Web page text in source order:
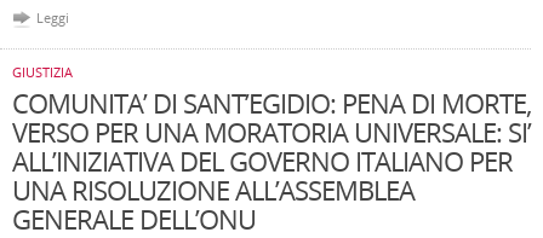
Leggi
GIUSTIZIA
COMUNITA’ DI SANT’EGIDIO: PENA DI MORTE,
VERSO PER UNA MORATORIA UNIVERSALE: SI’
ALL’INIZIATIVA DEL GOVERNO ITALIANO PER
UNA RISOLUZIONE ALL’ASSEMBLEA
GENERALE DELL’ONU